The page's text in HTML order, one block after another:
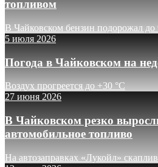
топливом
В Чайковском бензин подорожал до
5 июля 2026
Погода в Чайковском на
Воздух прогреется до +30 °C
27 июня 2026
В Чайковском резко
автомобильное топливо
На автозаправках «Лукойл»